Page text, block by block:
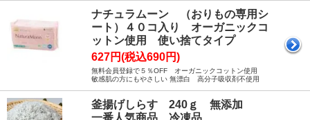
ナチュラムーン （おりもの専用シ
ート）４０コ入り オーガニックコ
ットン使用 使い捨てタイプ
627円(税込690円)
無料会員登録で５％OFF オーガニックコットン使用
敏感肌の方にもやさしい 無漂白 高分子吸収剤不使用
釜揚げしらす 240ｇ 無添加